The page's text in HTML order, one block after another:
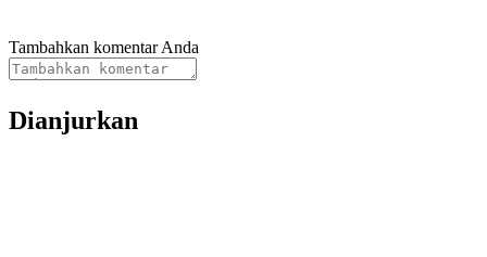
Tambahkan komentar Anda
Dianjurkan